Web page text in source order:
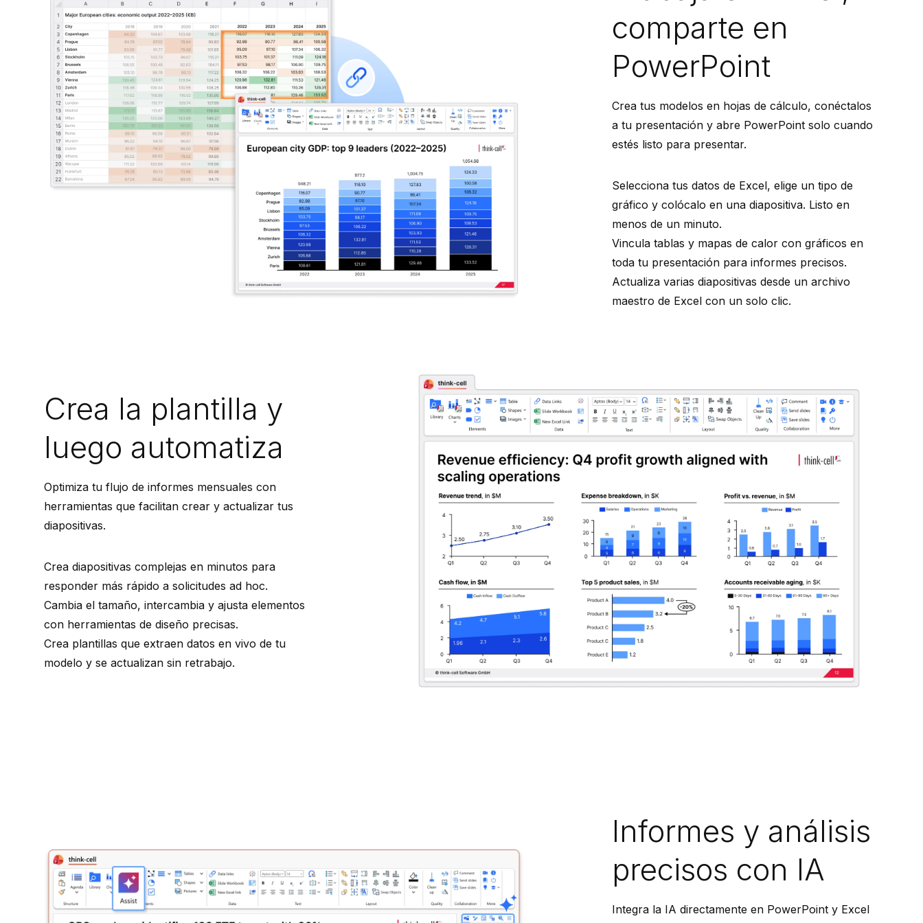
comparte en
PowerPoint
Crea tus modelos en hojas de cálculo, conéctalos
a tu presentación y abre PowerPoint solo cuando
estés listo para presentar.
Selecciona tus datos de Excel, elige un tipo de
gráfico y colócalo en una diapositiva. Listo en
menos de un minuto.
Vincula tablas y mapas de calor con gráficos en
toda tu presentación para informes precisos.
Actualiza varias diapositivas desde un archivo
maestro de Excel con un solo clic.
Crea la plantilla y
luego automatiza
Optimiza tu flujo de informes mensuales con
herramientas que facilitan crear y actualizar tus
diapositivas.
Crea diapositivas complejas en minutos para
responder más rápido a solicitudes ad hoc.
Cambia el tamaño, intercambia y ajusta elementos
con herramientas de diseño precisas.
Crea plantillas que extraen datos en vivo de tu
modelo y se actualizan sin retrabajo.
Informes y análisis
precisos con IA
Integra la IA directamente en PowerPoint y Excel